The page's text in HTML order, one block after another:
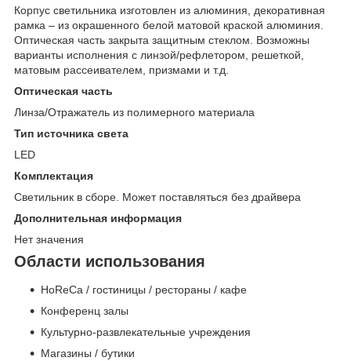
Корпус светильника изготовлен из алюминия, декоративная
рамка – из окрашенного белой матовой краской алюминия.
Оптическая часть закрыта защитным стеклом. Возможны
варианты исполнения с линзой/рефлетором, решеткой,
матовым рассеивателем, призмами и т.д.
Оптическая часть
Линза/Отражатель из полимерного материала
Тип источника света
LED
Комплектация
Светильник в сборе. Может поставляться без драйвера
Дополнительная информация
Нет значения
Области использования
HoReCa / гостиницы / рестораны / кафе
Конференц залы
Культурно-развлекательные учреждения
Магазины / бутики